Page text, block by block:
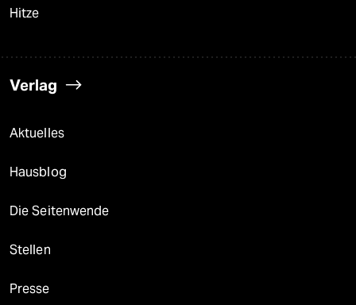
Hitze
Verlag
Aktuelles
Hausblog
Die Seitenwende
Stellen
Presse